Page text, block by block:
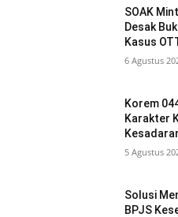
SOAK
Desak
Kasus
6 Agustus
Korem
Karakter
5 Agustus
Solusi
BPJS